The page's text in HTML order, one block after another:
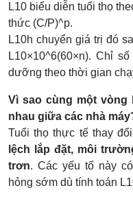
L10 biểu diễn tuổi thọ
thức (C/P)^p.
L10h chuyển giá trị đó
L10×10^6(60×n). Chỉ
dưỡng theo thời gian
Vì sao cùng một
nhau giữa các nhà
Tuổi thọ thực tế thay
lệch lắp đặt, môi
trơn. Các yếu tố này
hỏng sớm dù tính toán